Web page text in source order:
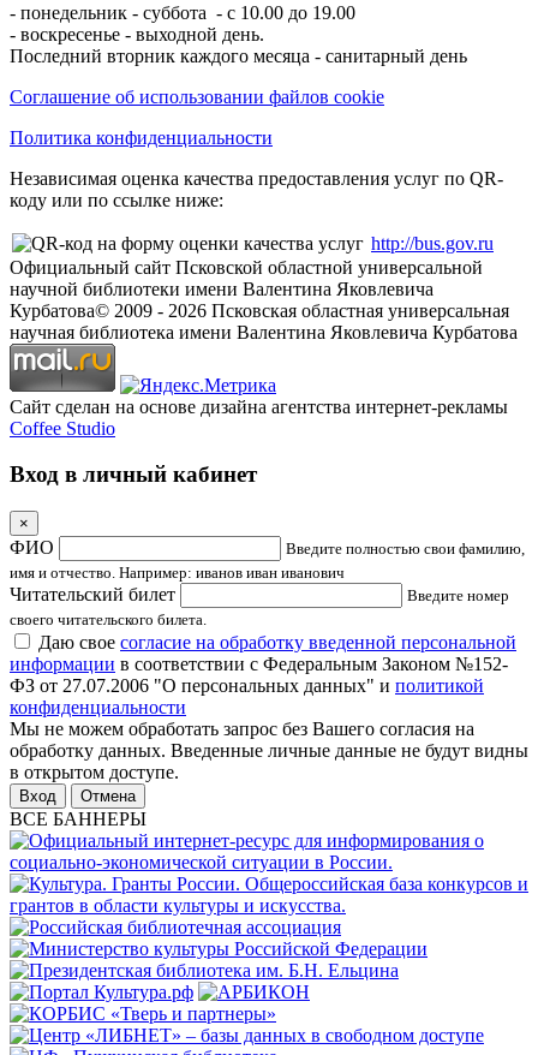
- понедельник - суббота - с 10.00 до 19.00
- воскресенье - выходной день.
Последний вторник каждого месяца - санитарный день
Соглашение об использовании файлов cookie
Политика конфиденциальности
Независимая оценка качества предоставления услуг по QR-
коду или по ссылке ниже:
http://bus.gov.ru
Официальный сайт Псковской областной универсальной
научной библиотеки имени Валентина Яковлевича
Курбатова© 2009 - 2026 Псковская областная универсальная
научная библиотека имени Валентина Яковлевича Курбатова
Сайт сделан на основе дизайна агентства интернет-рекламы
Coffee Studio
Вход в личный кабинет
×
ФИО
Введите полностью свои фамилию,
имя и отчество. Например: иванов иван иванович
Читательский билет
Введите номер
своего читательского билета.
Даю свое согласие на обработку введенной персональной
информации в соответствии с Федеральным Законом №152-
ФЗ от 27.07.2006 "О персональных данных" и политикой
конфиденциальности
Мы не можем обработать запрос без Вашего согласия на
обработку данных. Введенные личные данные не будут видны
в открытом доступе.
Отмена
ВСЕ БАННЕРЫ